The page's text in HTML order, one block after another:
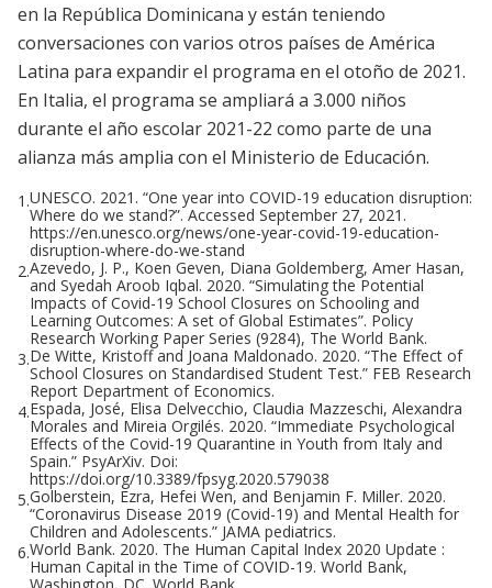
en la República Dominicana y están teniendo
conversaciones con varios otros países de América
Latina para expandir el programa en el otoño de 2021.
En Italia, el programa se ampliará a 3.000 niños
durante el año escolar 2021-22 como parte de una
alianza más amplia con el Ministerio de Educación.
1.UNESCO. 2021. “One year into COVID-19 education disruption:
Where do we stand?”. Accessed September 27, 2021.
https://en.unesco.org/news/one-year-covid-19-education-
disruption-where-do-we-stand
2.Azevedo, J. P., Koen Geven, Diana Goldemberg, Amer Hasan,
and Syedah Aroob Iqbal. 2020. “Simulating the Potential
Impacts of Covid-19 School Closures on Schooling and
Learning Outcomes: A set of Global Estimates”. Policy
Research Working Paper Series (9284), The World Bank.
3.De Witte, Kristoff and Joana Maldonado. 2020. “The Effect of
School Closures on Standardised Student Test.” FEB Research
Report Department of Economics.
4.Espada, José, Elisa Delvecchio, Claudia Mazzeschi, Alexandra
Morales and Mireia Orgilés. 2020. “Immediate Psychological
Effects of the Covid-19 Quarantine in Youth from Italy and
Spain.” PsyArXiv. Doi:
https://doi.org/10.3389/fpsyg.2020.579038
5.Golberstein, Ezra, Hefei Wen, and Benjamin F. Miller. 2020.
“Coronavirus Disease 2019 (Covid-19) and Mental Health for
Children and Adolescents.” JAMA pediatrics.
6.World Bank. 2020. The Human Capital Index 2020 Update :
Human Capital in the Time of COVID-19. World Bank,
Washington, DC. World Bank.